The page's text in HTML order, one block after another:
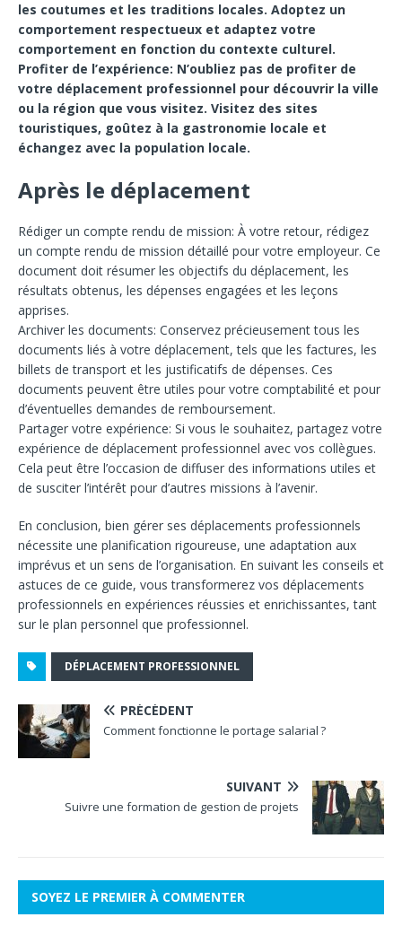
les coutumes et les traditions locales. Adoptez un
comportement respectueux et adaptez votre
comportement en fonction du contexte culturel.
Profiter de l’expérience: N’oubliez pas de profiter de
votre déplacement professionnel pour découvrir la ville
ou la région que vous visitez. Visitez des sites
touristiques, goûtez à la gastronomie locale et
échangez avec la population locale.
Après le déplacement
Rédiger un compte rendu de mission: À votre retour, rédigez
un compte rendu de mission détaillé pour votre employeur. Ce
document doit résumer les objectifs du déplacement, les
résultats obtenus, les dépenses engagées et les leçons
apprises.
Archiver les documents: Conservez précieusement tous les
documents liés à votre déplacement, tels que les factures, les
billets de transport et les justificatifs de dépenses. Ces
documents peuvent être utiles pour votre comptabilité et pour
d’éventuelles demandes de remboursement.
Partager votre expérience: Si vous le souhaitez, partagez votre
expérience de déplacement professionnel avec vos collègues.
Cela peut être l’occasion de diffuser des informations utiles et
de susciter l’intérêt pour d’autres missions à l’avenir.
En conclusion, bien gérer ses déplacements professionnels
nécessite une planification rigoureuse, une adaptation aux
imprévus et un sens de l’organisation. En suivant les conseils et
astuces de ce guide, vous transformerez vos déplacements
professionnels en expériences réussies et enrichissantes, tant
sur le plan personnel que professionnel.
DÉPLACEMENT PROFESSIONNEL
PRÉCÉDENT
Comment fonctionne le portage salarial ?
SUIVANT
Suivre une formation de gestion de projets
SOYEZ LE PREMIER À COMMENTER